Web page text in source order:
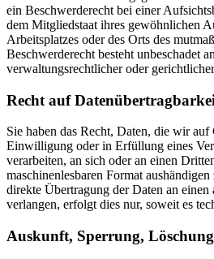
ein Beschwerderecht bei einer
dem Mitgliedstaat ihres gewöhnlichen
Arbeitsplatzes oder des Orts des
Beschwerderecht besteht unbeschadet
verwaltungsrechtlicher oder
Recht auf
Sie haben das Recht, Daten, die wir
Einwilligung oder in Erfüllung eines
verarbeiten, an sich oder an einen
maschinenlesbaren Format
direkte Übertragung der Daten an
verlangen, erfolgt dies nur, soweit es
Auskunft, Sperrung,